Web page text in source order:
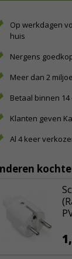
Op werkdagen
huis
Nergens
Meer dan 2
Betaal binnen
Klanten geven
Al 4 keer